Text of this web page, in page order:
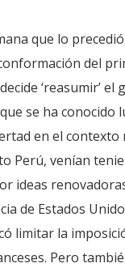
que lo
del
‘reasumir’
se ha conocido
en el contexto
Perú, venían
ideas
de Estados
limitar la
Pero